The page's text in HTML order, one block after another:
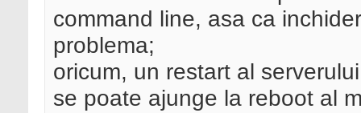
command line, asa ca
problema;
oricum, un restart al
se poate ajunge la reboot al